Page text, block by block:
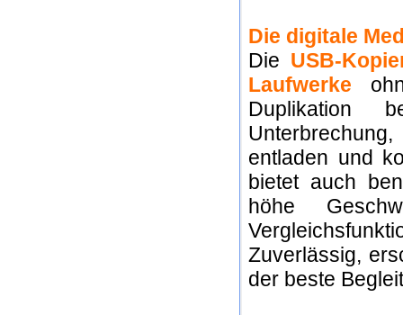
Die digitale
Die USB-
Laufwerke
Duplikation
entladen und
bietet auch
höhe
Zuverlässig,
der beste